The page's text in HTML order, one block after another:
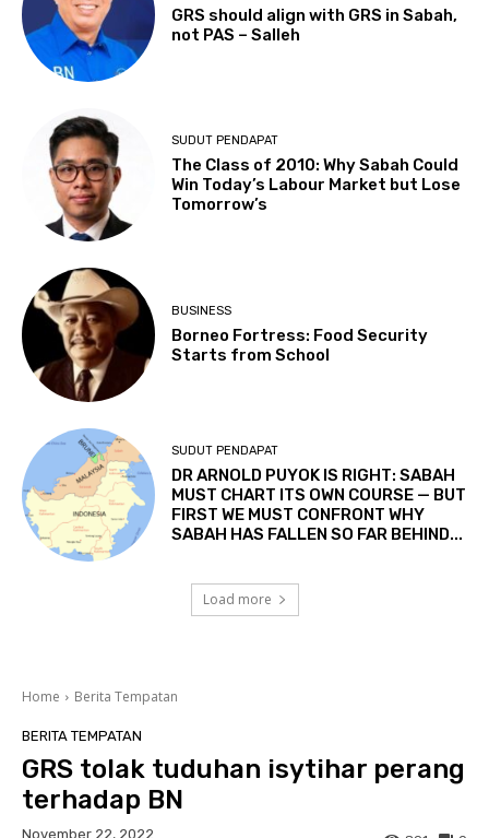
GRS should align with GRS in Sabah,
not PAS – Salleh
SUDUT PENDAPAT
The Class of 2010: Why Sabah Could
Win Today’s Labour Market but Lose
Tomorrow’s
BUSINESS
Borneo Fortress: Food Security
Starts from School
SUDUT PENDAPAT
DR ARNOLD PUYOK IS RIGHT: SABAH
MUST CHART ITS OWN COURSE — BUT
FIRST WE MUST CONFRONT WHY
SABAH HAS FALLEN SO FAR BEHIND...
Load more